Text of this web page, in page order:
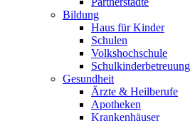
Bildung
Haus für Kinder
Schulen
Volkshochschule
Schulkinderbetreuung
Gesundheit
Ärzte & Heilberufe
Apotheken
Krankenhäuser